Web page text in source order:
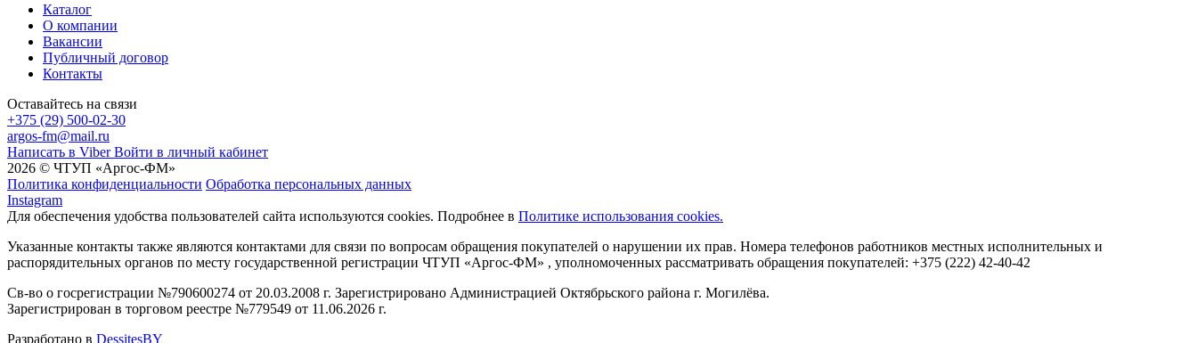
Каталог
О компании
Вакансии
Публичный договор
Контакты
Оставайтесь на связи
+375 (29) 500-02-30
argos-fm@mail.ru
Написать в Viber Войти в личный кабинет
2026 © ЧТУП «Аргос-ФМ»
Политика конфиденциальности Обработка персональных данных
Instagram
Для обеспечения удобства пользователей сайта используются cookies. Подробнее в Политике использования cookies.
Указанные контакты также являются контактами для связи по вопросам обращения покупателей о нарушении их прав. Номера телефонов работников местных исполнительных и
распорядительных органов по месту государственной регистрации ЧТУП «Аргос-ФМ» , уполномоченных рассматривать обращения покупателей: +375 (222) 42-40-42
Св-во о госрегистрации №790600274 от 20.03.2008 г. Зарегистрировано Администрацией Октябрьского района г. Могилёва.
Зарегистрирован в торговом реестре №779549 от 11.06.2026 г.
Разработано в DessitesBY